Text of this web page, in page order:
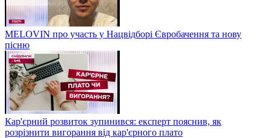
MELOVIN про участь у Нацвідборі Євробачення та нову
пісню
Кар'єрний розвиток зупинився: експерт пояснив, як
розрізнити вигорання від кар'єрного плато